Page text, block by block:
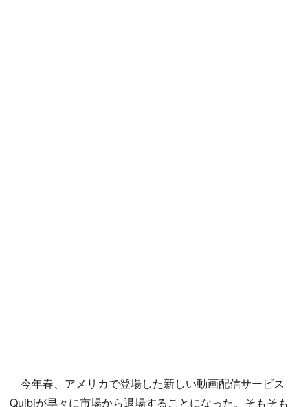
今年春、アメリカで登場した新しい動画配信サービス
Quibiが早々に市場から退場することになった。そもそも